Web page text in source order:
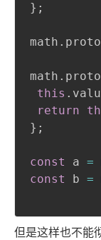
} ;
math .
math .
this .
return
} ;
const a =
const
b =
但是这样也不能